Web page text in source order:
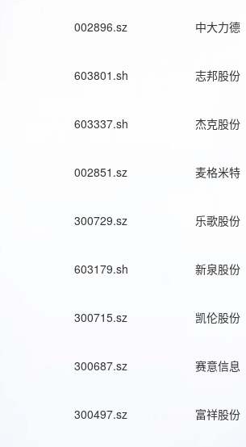
002896.sz 中大力德
603801.sh 志邦股份
603337.sh 杰克股份
002851.sz 麦格米特
300729.sz 乐歌股份
603179.sh 新泉股份
300715.sz 凯伦股份
300687.sz 赛意信息
300497.sz 富祥股份